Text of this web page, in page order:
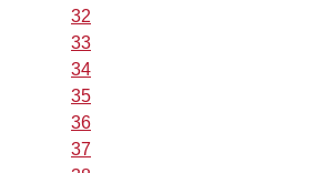
32
33
34
35
36
37